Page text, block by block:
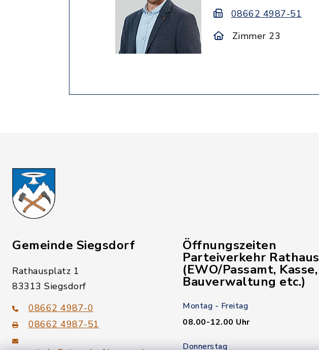
08662 4987-51
Zimmer 23
Gemeinde Siegsdorf
Rathausplatz 1
83313 Siegsdorf
08662 4987-0
08662 4987-51
Öffnungszeiten
Parteiverkehr Rathaus
(EWO/Passamt, Kasse,
Bauverwaltung etc.)
Montag - Freitag
08.00-12.00 Uhr
Donnerstag